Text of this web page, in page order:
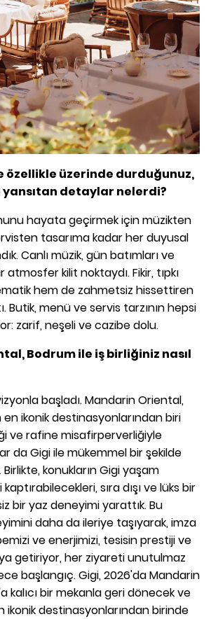
özellikle üzerinde durduğunuz,
detaylar nelerdi?
hayata geçirmek için müzikten
tasarıma kadar her duyusal
Canlı müzik, gün batımları ve
atmosfer kilit noktaydı. Fikir, tıpkı
hem de zahmetsiz hissettiren
Butik, menü ve servis tarzının hepsi
zarif, neşeli ve cazibe dolu.
Bodrum ile iş birliğiniz nasıl
başladı. Mandarin Oriental,
ikonik destinasyonlarından biri
ve rafine misafirperverliğiyle
da Gigi ile mükemmel bir şekilde
konukların Gigi yaşam
sıra dışı ve lüks bir
bir yaz deneyimi yarattık. Bu
daha da ileriye taşıyarak, imza
ve enerjimizi, tesisin prestiji ve
getiriyor, her ziyareti unutulmaz
başlangıç. Gigi, 2026'da Mandarin
kalıcı bir mekanla geri dönecek ve
ikonik destinasyonlarından birinde